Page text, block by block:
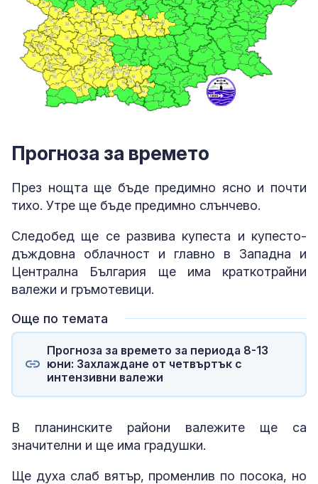
Прогноза за времето
През нощта ще бъде предимно ясно и почти
тихо. Утре ще бъде предимно слънчево.
Следобед ще се развива купеста и купесто-
дъждовна облачност и главно в Западна и
Централна България ще има краткотрайни
валежи и гръмотевици.
Още по темата
Прогноза за времето за периода 8-13
юни: Захлаждане от четвъртък с
интензивни валежи
В планинските райони валежите ще са
значителни и ще има градушки.
Ще духа слаб вятър, променлив по посока, но